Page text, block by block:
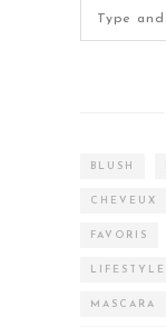
BLUSH
CHEVEUX
FAVORIS
LIFESTYLE
MASCARA